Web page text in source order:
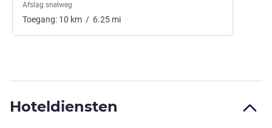
Afslag snelweg
Toegang: 10 km / 6.25 mi
Hoteldiensten